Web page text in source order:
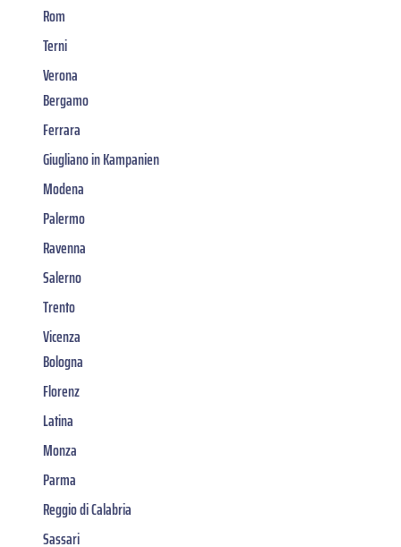
Rom
Terni
Verona
Bergamo
Ferrara
Giugliano in Kampanien
Modena
Palermo
Ravenna
Salerno
Trento
Vicenza
Bologna
Florenz
Latina
Monza
Parma
Reggio di Calabria
Sassari